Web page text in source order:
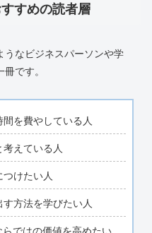
すめの読者層
うなビジネスパーソンや学
です。
を費やしている人
えている人
けたい人
方法を学びたい人
ではの価値を高めたい